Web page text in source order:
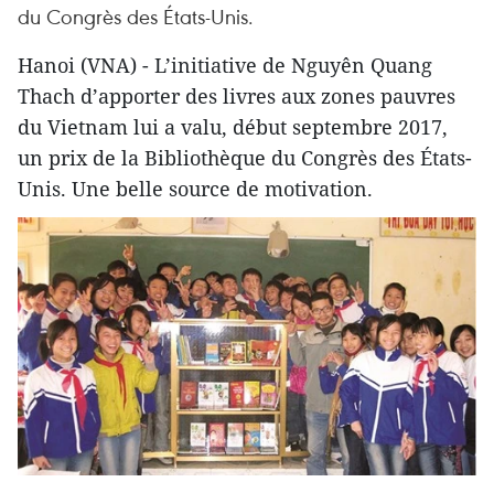
du Congrès des États-Unis.
Hanoi (VNA) - L’initiative de Nguyên Quang
Thach d’apporter des livres aux zones pauvres
du Vietnam lui a valu, début septembre 2017,
un prix de la Bibliothèque du Congrès des États-
Unis. Une belle source de motivation.